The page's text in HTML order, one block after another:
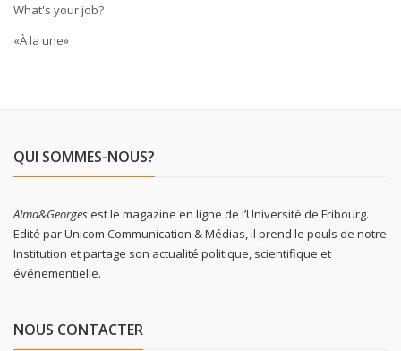
What's your job?
«À la une»
QUI SOMMES-NOUS?
Alma&Georgesest le magazine en ligne de l’Université de Fribourg.
Edité par Unicom Communication & Médias, il prend le pouls de notre
Institution et partage son actualité politique, scientifique et
événementielle.
NOUS CONTACTER